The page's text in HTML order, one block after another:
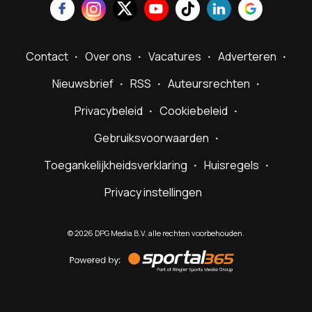
Contact Over ons Vacatures
Adverteren
Nieuwsbrief
RSS
Auteursrechten
Privacybeleid
Cookiebeleid
Gebruiksvoorwaarden
Toegankelijkheidsverklaring
Huisregels
Privacy instellingen
©2026 DPG Media B.V. alle rechten voorbehouden.
by
Sportal365